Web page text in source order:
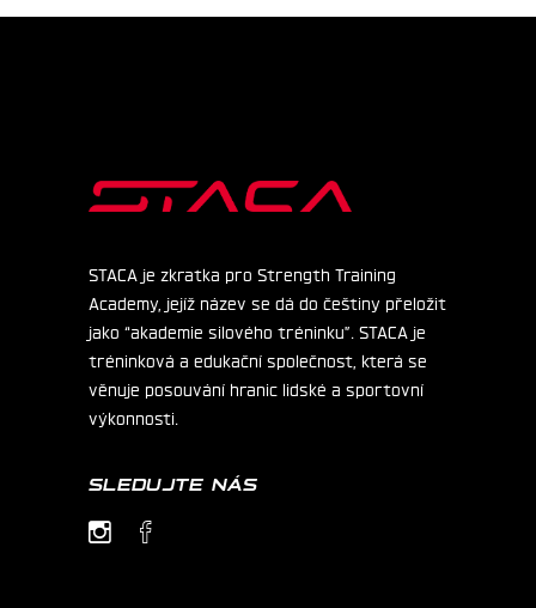
STACA je zkratka pro Strength Training
Academy, jejíž název se dá do češtiny přeložit
jako “akademie silového tréninku”. STACA je
tréninková a edukační společnost, která se
věnuje posouvání hranic lidské a sportovní
výkonnosti.
SLEDUJTE NÁS